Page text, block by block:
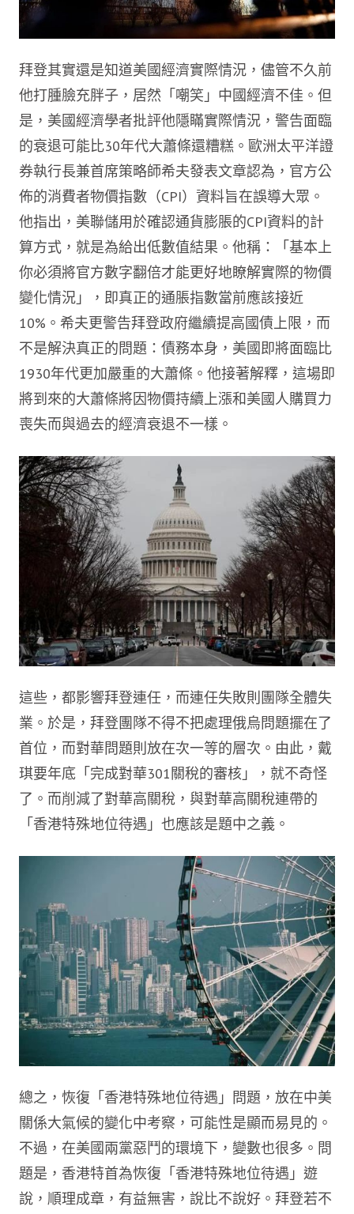
拜登其實還是知道美國經濟實際情況，儘管不久前
他打腫臉充胖子，居然「嘲笑」中國經濟不佳。但
是，美國經濟學者批評他隱瞞實際情況，警告面臨
的衰退可能比30年代大蕭條還糟糕。歐洲太平洋證
券執行長兼首席策略師希夫發表文章認為，官方公
佈的消費者物價指數（CPI）資料旨在誤導大眾。
他指出，美聯儲用於確認通貨膨脹的CPI資料的計
算方式，就是為給出低數值結果。他稱：「基本上
你必須將官方數字翻倍才能更好地瞭解實際的物價
變化情況」，即真正的通脹指數當前應該接近
10%。希夫更警告拜登政府繼續提高國債上限，而
不是解決真正的問題：債務本身，美國即將面臨比
1930年代更加嚴重的大蕭條。他接著解釋，這場即
將到來的大蕭條將因物價持續上漲和美國人購買力
喪失而與過去的經濟衰退不一樣。
這些，都影響拜登連任，而連任失敗則團隊全體失
業。於是，拜登團隊不得不把處理俄烏問題擺在了
首位，而對華問題則放在次一等的層次。由此，戴
琪要年底「完成對華301關稅的審核」，就不奇怪
了。而削減了對華高關稅，與對華高關稅連帶的
「香港特殊地位待遇」也應該是題中之義。
總之，恢復「香港特殊地位待遇」問題，放在中美
關係大氣候的變化中考察，可能性是顯而易見的。
不過，在美國兩黨惡鬥的環境下，變數也很多。問
題是，香港特首為恢復「香港特殊地位待遇」遊
說，順理成章，有益無害，說比不說好。拜登若不